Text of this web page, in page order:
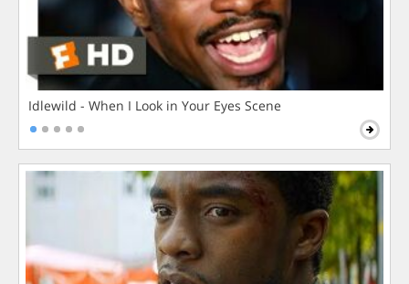
Idlewild - When I Look in Your Eyes Scene